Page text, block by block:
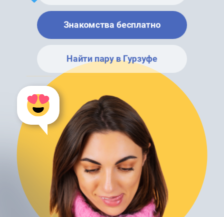
Знакомства бесплатно
Найти пару в Гурзуфе